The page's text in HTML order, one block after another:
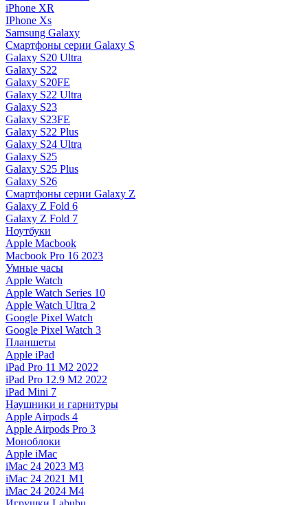
iPhone XR
IPhone Xs
Samsung Galaxy
Смартфоны серии Galaxy S
Galaxy S20 Ultra
Galaxy S22
Galaxy S20FE
Galaxy S22 Ultra
Galaxy S23
Galaxy S23FE
Galaxy S22 Plus
Galaxy S24 Ultra
Galaxy S25
Galaxy S25 Plus
Galaxy S26
Смартфоны серии Galaxy Z
Galaxy Z Fold 6
Galaxy Z Fold 7
Ноутбуки
Apple Macbook
Macbook Pro 16 2023
Умные часы
Apple Watch
Apple Watch Series 10
Apple Watch Ultra 2
Google Pixel Watch
Google Pixel Watch 3
Планшеты
Apple iPad
iPad Pro 11 M2 2022
iPad Pro 12.9 M2 2022
iPad Mini 7
Наушники и гарнитуры
Apple Airpods 4
Apple Airpods Pro 3
Моноблоки
Apple iMac
iMac 24 2023 M3
iMac 24 2021 M1
iMac 24 2024 M4